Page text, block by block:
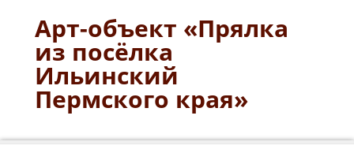
Арт-объект «Прялка
из посёлка
Ильинский
Пермского края»